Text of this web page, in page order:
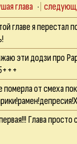
глава ·
главе я перестал
эти додзи про
померла от смеха
Глава